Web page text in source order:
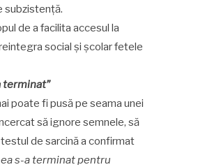
subzistență.
de a facilita accesul la
social și școlar fetele
terminat”
poate fi pusă pe seama unei
să ignore semnele, să
de sarcină a confirmat
s-a terminat pentru